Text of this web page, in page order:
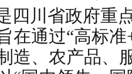
四川省政府重
在通过“高标
造、农产品、